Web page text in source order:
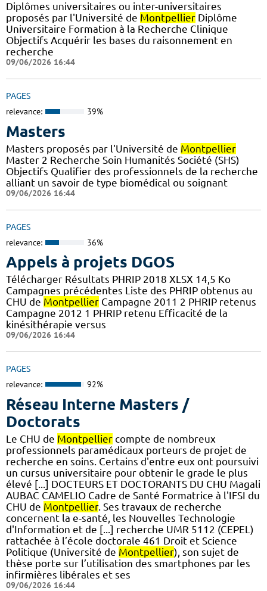
Diplômes universitaires ou inter-universitaires
proposés par l'Université de Montpellier Diplôme
Universitaire Formation à la Recherche Clinique
Objectifs Acquérir les bases du raisonnement en
recherche
09/06/2026 16:44
PAGES
relevance: 39%
Masters
Masters proposés par l'Université de Montpellier
Master 2 Recherche Soin Humanités Société (SHS)
Objectifs Qualifier des professionnels de la recherche
alliant un savoir de type biomédical ou soignant
09/06/2026 16:44
PAGES
relevance: 36%
Appels à projets DGOS
Télécharger Résultats PHRIP 2018 XLSX 14,5 Ko
Campagnes précédentes Liste des PHRIP obtenus au
CHU de Montpellier Campagne 2011 2 PHRIP retenus
Campagne 2012 1 PHRIP retenu Efficacité de la
kinésithérapie versus
09/06/2026 16:44
PAGES
relevance: 92%
Réseau Interne Masters /
Doctorats
Le CHU de Montpellier compte de nombreux
professionnels paramédicaux porteurs de projet de
recherche en soins. Certains d'entre eux ont poursuivi
un cursus universitaire pour obtenir le grade le plus
élevé [...] DOCTEURS ET DOCTORANTS DU CHU Magali
AUBAC CAMELIO Cadre de Santé Formatrice à l'IFSI du
CHU de Montpellier. Ses travaux de recherche
concernent la e-santé, les Nouvelles Technologie
d'Information et de [...] recherche UMR 5112 (CEPEL)
rattachée à l’école doctorale 461 Droit et Science
Politique (Université de Montpellier), son sujet de
thèse porte sur l’utilisation des smartphones par les
infirmières libérales et ses
09/06/2026 16:44